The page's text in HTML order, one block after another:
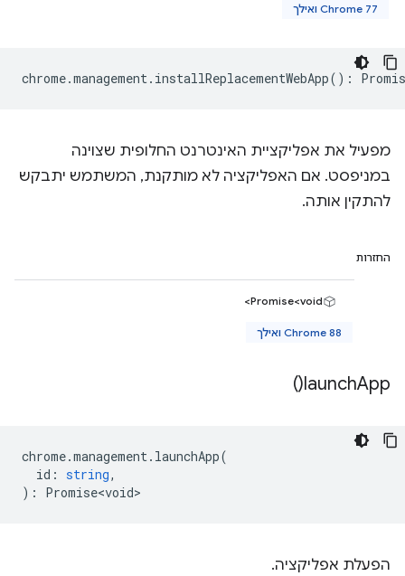
Chrome 77 ואילך
chrome.management. installReplacementWebApp() :
מפעיל את אפליקציית האינטרנט החלופית שצוינה
במניפסט. אם האפליקציה לא מותקנת, המשתמש יתבקש
להתקין אותה.
החזרות
Promise<void>
Chrome 88 ואילך
launchApp(
)
chrome.management. launchApp(
id : string,
) : Promise<void>
הפעלת אפליקציה.